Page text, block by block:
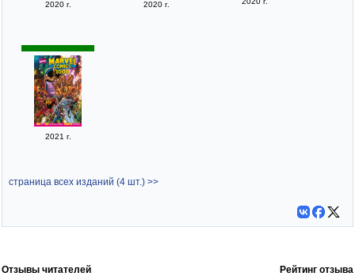
2020 г. 2020 г.
2021 г.
страница всех изданий (4 шт.) >>
Отзывы читателей Рейтинг отзыва